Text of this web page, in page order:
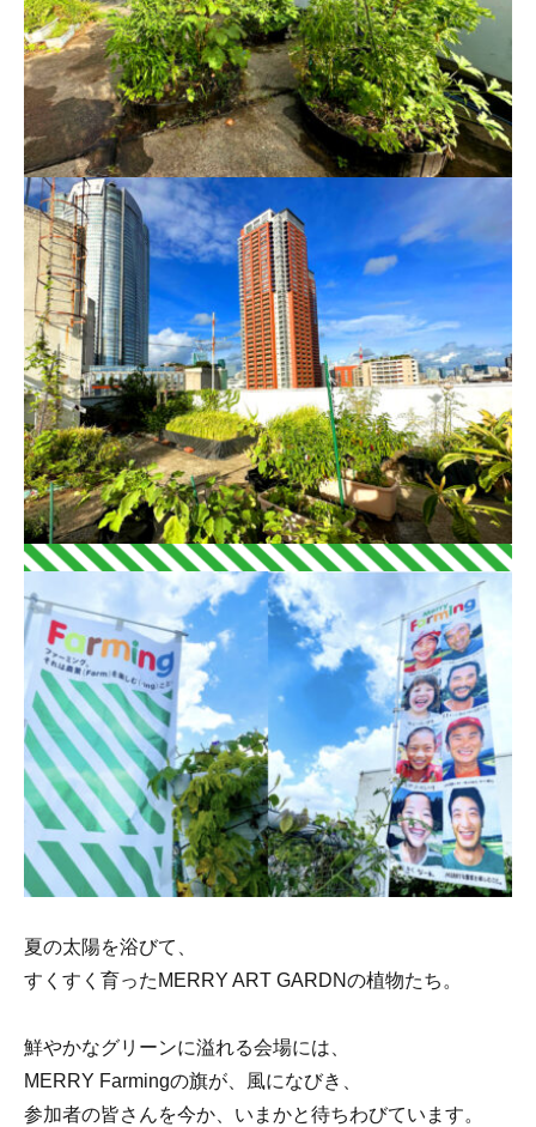
夏の太陽を浴びて、
すくすく育ったMERRY ART GARDNの植物たち。
鮮やかなグリーンに溢れる会場には、
MERRY Farmingの旗が、風になびき、
参加者の皆さんを今か、いまかと待ちわびています。